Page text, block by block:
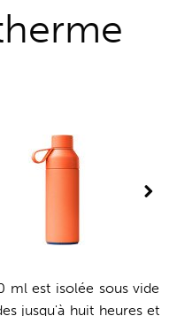
ml est isolée sous vide
jusqu'à huit heures et